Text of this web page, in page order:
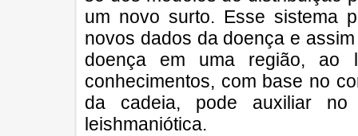
um novo surto. Esse sistema
novos dados da doença e
doença em uma região, ao
conhecimentos, com base no
da cadeia, pode auxiliar
leishmaniótica.